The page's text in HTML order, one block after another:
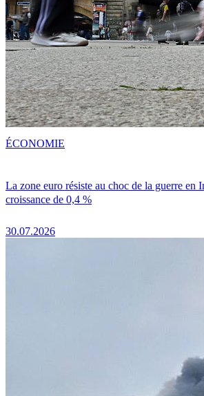
La zone euro résiste au choc de la guerre en
croissance de 0,4 %
30.07.2026
ÉCONOMIE